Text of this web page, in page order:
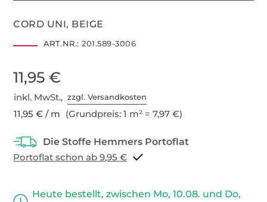
CORD UNI, BEIGE
ART.NR.: 201.589-3006
11,95 €
inkl. MwSt.,zzgl. Versandkosten
11,95 € / m (Grundpreis: 1 m² = 7,97 €)
Portoflat schon ab 9,95 €
Heute bestellt, zwischen Mo, 10.08. und Do,